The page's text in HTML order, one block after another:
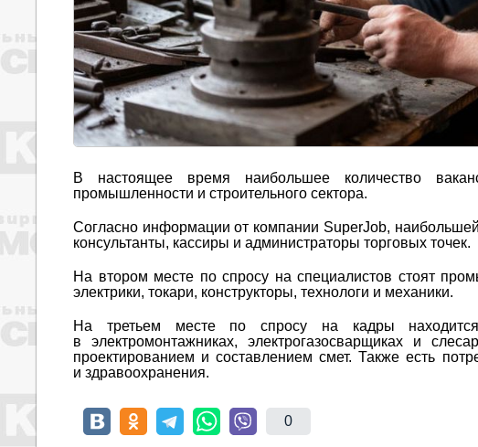
В настоящее время наибольшее количество
промышленности и строительного сектора.
Согласно информации от компании SuperJob,
консультанты, кассиры и администраторы торговых точек.
На втором месте по спросу на специалистов стоят
электрики, токари, конструкторы, технологи и механики.
На третьем месте по спросу на кадры
в электромонтажниках, электрогазосварщиках и
проектированием и составлением смет. Также есть
и здравоохранения.
0